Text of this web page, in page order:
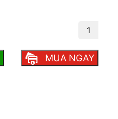
MUA NGAY